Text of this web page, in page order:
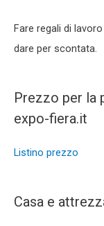
Fare regali di
dare per scontata.
Prezzo per la
expo-fiera.it
Listino prezzo
Casa e